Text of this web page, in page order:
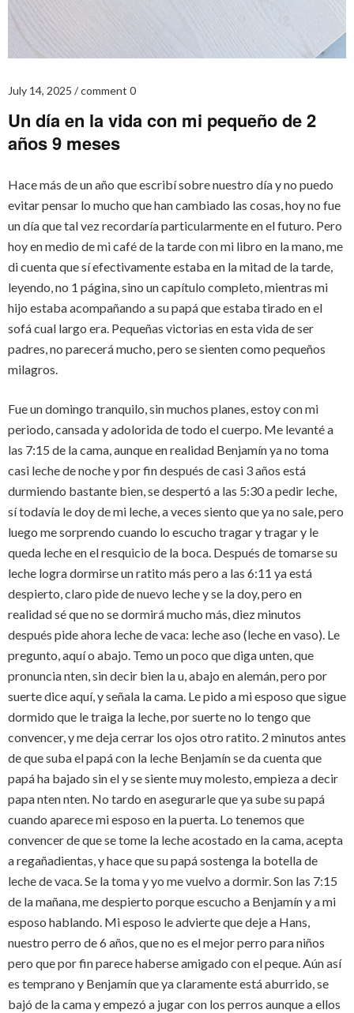
July 14, 2025 comment 0
Un día en la vida con mi pequeño de 2
años 9 meses
Hace más de un año que escribí sobre nuestro día y no puedo
evitar pensar lo mucho que han cambiado las cosas, hoy no fue
un día que tal vez recordaría particularmente en el futuro. Pero
hoy en medio de mi café de la tarde con mi libro en la mano, me
di cuenta que sí efectivamente estaba en la mitad de la tarde,
leyendo, no 1 página, sino un capítulo completo, mientras mi
hijo estaba acompañando a su papá que estaba tirado en el
sofá cual largo era. Pequeñas victorias en esta vida de ser
padres, no parecerá mucho, pero se sienten como pequeños
milagros.
Fue un domingo tranquilo, sin muchos planes, estoy con mi
periodo, cansada y adolorida de todo el cuerpo. Me levanté a
las 7:15 de la cama, aunque en realidad Benjamín ya no toma
casi leche de noche y por fin después de casi 3 años está
durmiendo bastante bien, se despertó a las 5:30 a pedir leche,
sí todavía le doy de mi leche, a veces siento que ya no sale, pero
luego me sorprendo cuando lo escucho tragar y tragar y le
queda leche en el resquicio de la boca. Después de tomarse su
leche logra dormirse un ratito más pero a las 6:11 ya está
despierto, claro pide de nuevo leche y se la doy, pero en
realidad sé que no se dormirá mucho más, diez minutos
después pide ahora leche de vaca: leche aso (leche en vaso). Le
pregunto, aquí o abajo. Temo un poco que diga unten, que
pronuncia nten, sin decir bien la u, abajo en alemán, pero por
suerte dice aquí, y señala la cama. Le pido a mi esposo que sigue
dormido que le traiga la leche, por suerte no lo tengo que
convencer, y me deja cerrar los ojos otro ratito. 2 minutos antes
de que suba el papá con la leche Benjamín se da cuenta que
papá ha bajado sin el y se siente muy molesto, empieza a decir
papa nten nten. No tardo en asegurarle que ya sube su papá
cuando aparece mi esposo en la puerta. Lo tenemos que
convencer de que se tome la leche acostado en la cama, acepta
a regañadientas, y hace que su papá sostenga la botella de
leche de vaca. Se la toma y yo me vuelvo a dormir. Son las 7:15
de la mañana, me despierto porque escucho a Benjamín y a mi
esposo hablando. Mi esposo le advierte que deje a Hans,
nuestro perro de 6 años, que no es el mejor perro para niños
pero que por fin parece haberse amigado con el peque. Aún así
es temprano y Benjamín que ya claramente está aburrido, se
bajó de la cama y empezó a jugar con los perros aunque a ellos